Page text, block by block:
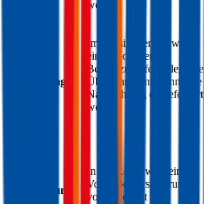
werden
Begrenzung
Im Leasingvertrag wird
eine Kilometer
Begrenzung festgelegt, bei
Überschreitung kann eine
Nachzahlung eingefordert
werden
Versicherung
In der Regel wird eine
Vollkaskoversicherung
vorausgesetzt